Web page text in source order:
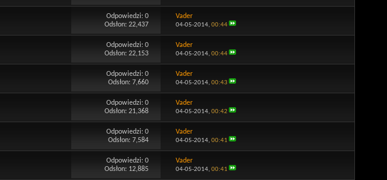
Odpowiedzi:0
Odsłon: 22,437
Vader
04-05-2014, 00:44
Odpowiedzi:0
Odsłon: 22,153
Vader
04-05-2014, 00:44
Odpowiedzi:0
Odsłon: 7,660
Vader
04-05-2014, 00:43
Odpowiedzi:0
Odsłon: 21,368
Vader
04-05-2014, 00:42
Odpowiedzi:0
Odsłon: 7,584
Vader
04-05-2014, 00:41
Odpowiedzi:0
Odsłon: 12,885
Vader
04-05-2014, 00:41